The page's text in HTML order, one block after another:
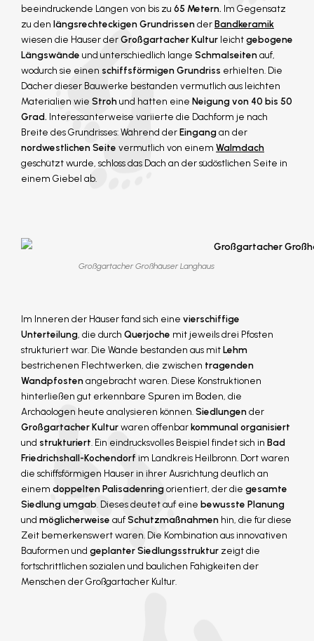
beeindruckende Längen von bis zu 65 Metern. Im Gegensatz
zu den längsrechteckigen GrundrissenderBandkeramik
wiesen die Häuser derGroßgartacher Kultur leichtgebogene
Längswände und unterschiedlich lange Schmalseitenauf,
wodurch sie einen schiffsförmigen Grundriss erhielten. Die
Dächer dieser Bauwerke bestanden vermutlich aus leichten
Materialien wie Strohund hatten eine Neigung von 40 bis 50
Grad. Interessanterweise variierte die Dachform je nach
Breite des Grundrisses: Während derEingangan der
nordwestlichen Seite vermutlich von einem Walmdach
geschützt wurde, schloss das Dach an der südöstlichen Seite in
einem Giebel ab.
Großgartacher Großhäuser Langhaus
Im Inneren der Häuser fand sich eine vierschiffige
Unterteilung, die durch Querjoche mit jeweils drei Pfosten
strukturiert war. Die Wände bestanden aus mitLehm
bestrichenen Flechtwerken, die zwischen tragenden
Wandpfostenangebracht waren. Diese Konstruktionen
hinterließen gut erkennbare Spuren im Boden, die
Archäologen heute analysieren können.Siedlungender
Großgartacher Kulturwaren offenbarkommunal organisiert
und strukturiert. Ein eindrucksvolles Beispiel findet sich in Bad
Friedrichshall-Kochendorf im Landkreis Heilbronn. Dort waren
die schiffsförmigen Häuser in ihrer Ausrichtung deutlich an
einem doppelten Palisadenringorientiert, der die gesamte
Siedlung umgab. Dieses deutet auf eine bewusste Planung
und möglicherweise aufSchutzmaßnahmen hin, die für diese
Zeit bemerkenswert waren. Die Kombination aus innovativen
Bauformen und geplanter Siedlungsstruktur zeigt die
fortschrittlichen sozialen und baulichen Fähigkeiten der
Menschen der Großgartacher Kultur.